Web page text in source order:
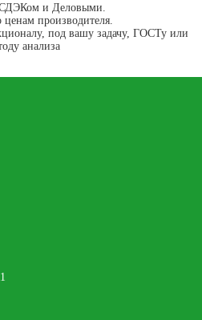
и Деловыми.
производителя.
под вашу задачу, ГОСТу или
анализа